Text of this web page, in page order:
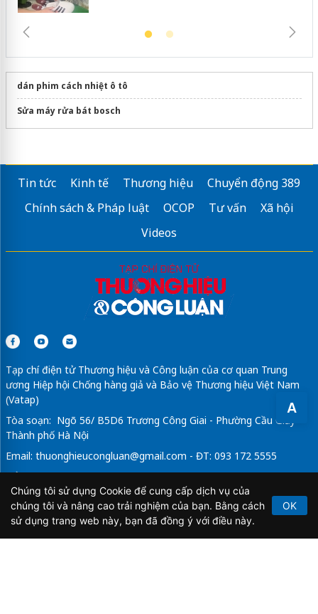
A
dán phim cách nhiệt ô tô
Sửa máy rửa bát bosch
Tin tức Kinh tế Thương hiệu
Chuyển động 389
Chính sách & Pháp luật
OCOP Tư vấn
Xã hội
Videos
Tạp chí điện tử Thương hiệu và Công luận của cơ quan Trung
ương Hiệp hội Chống hàng giả và Bảo vệ Thương hiệu Việt Nam
(Vatap)
Tòa soạn: Ngõ 56/ B5D6 Trương Công Giai - Phường Cầu Giấy -
Thành phố Hà Nội
Email: thuonghieucongluan@gmail.com - ĐT: 093 172 5555
Tổng Biên Tập: Vũ Đức Thuận
Giấy phép hoạt động báo chí điện tử số 64/GP-BTTTT do Bộ
Thông tin và Truyền thông cấp ngày 21/2/2020.
Chúng tôi sử dụng Cookie để cung cấp dịch vụ của
chúng tôi và nâng cao trải nghiệm của bạn. Bằng cách
sử dụng trang web này, bạn đã đồng ý với điều này.
OK